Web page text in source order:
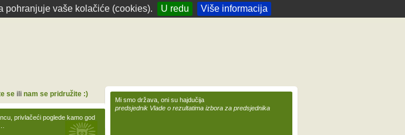
pohranjuje vaše kolačiće (cookies). U redu Više informacija
privlačeći poglede kamo god
seili nam se pridružite :)
Mi smo država, oni su hajdučija
predsjednik Vlade o rezultatima izbora za predsjednika